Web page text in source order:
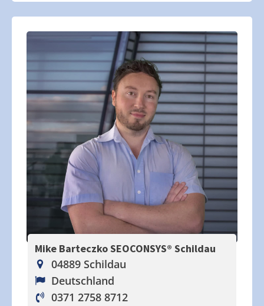
Mike Barteczko SEOCONSYS® Schildau
04889 Schildau
Deutschland
0371 2758 8712